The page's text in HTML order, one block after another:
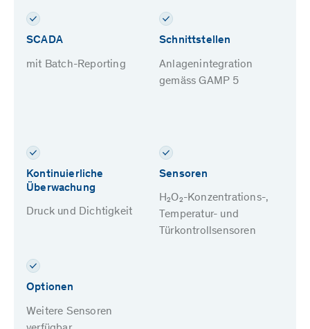
SCADA
mit Batch-Reporting
Schnittstellen
Anlagenintegration
gemäss GAMP 5
Kontinuierliche
Überwachung
Druck und Dichtigkeit
Sensoren
H₂O₂-Konzentrations-,
Temperatur- und
Türkontrollsensoren
Optionen
Weitere Sensoren